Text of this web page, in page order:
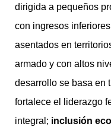
dirigida a pequeños
con ingresos
asentados en
armado y con altos
desarrollo se basa en
fortalece el liderazgo
integral; inclusión